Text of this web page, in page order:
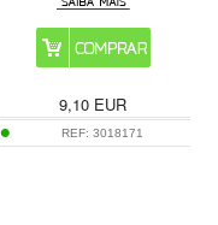
9,10 EUR
REF: 3018171